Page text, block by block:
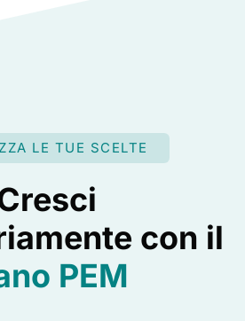
LE TUE SCELTE
con il
PEM